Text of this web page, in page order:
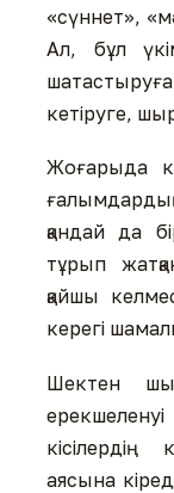
«сүннет»,
Ал, бұл
кетіруге,
Жоғарыда
қандай да
тұрып
қайшы
керегі
Шектен
кісілердің
аясына